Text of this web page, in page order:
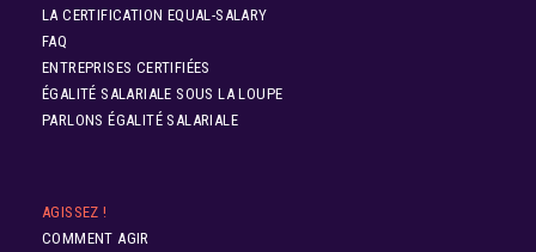
LA CERTIFICATION EQUAL-SALARY
FAQ
ENTREPRISES CERTIFIÉES
ÉGALITÉ SALARIALE SOUS LA LOUPE
PARLONS ÉGALITÉ SALARIALE
AGISSEZ !
COMMENT AGIR